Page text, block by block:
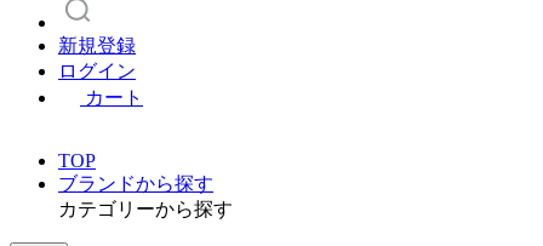
新規登録
ログイン
カート
TOP
ブランドから探す
カテゴリーから探す